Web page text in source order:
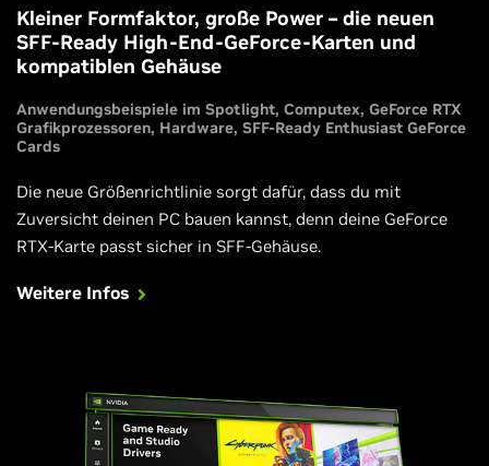
Kleiner Formfaktor, große Power – die neuen
SFF-Ready High-End-GeForce-Karten und
kompatiblen Gehäuse
Anwendungsbeispiele im Spotlight Computex GeForce RTX
Grafikprozessoren Hardware SFF-Ready Enthusiast GeForce
Cards
Die neue Größenrichtlinie sorgt dafür, dass du mit
Zuversicht deinen PC bauen kannst, denn deine GeForce
RTX-Karte passt sicher in SFF-Gehäuse.
Weitere Infos